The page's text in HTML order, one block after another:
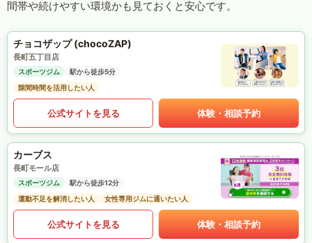
間帯や続けやすい環境かも見ておくと安心です。
チョコザップ (chocoZAP)
長町五丁目店
スポーツジム
駅から徒歩5分
隙間時間を活用したい人
公式サイトを見る 体験・相談予約
カーブス
長町モール店
スポーツジム
駅から徒歩12分
運動不足を解消したい人
女性専用ジムに通いたい人
公式サイトを見る 体験・相談予約